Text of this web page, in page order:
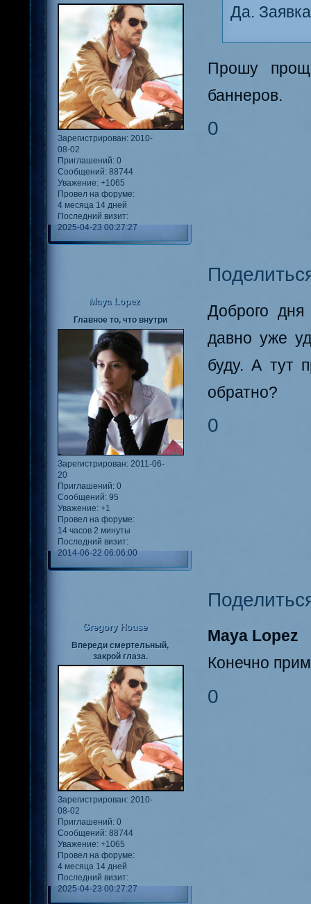
Зарегистрирован: 2010-
08-02
Приглашений: 0
Сообщений: 88744
Уважение: +1065
Провел на форуме:
4 месяца 14 дней
Последний визит:
2025-04-23 00:27:27
Да.
Прошу
баннеров.
0
Maya Lopez
Главное то, что внутри
Зарегистрирован: 2011-06-
20
Приглашений: 0
Сообщений: 95
Уважение: +1
Провел на форуме:
14 часов 2 минуты
Последний визит:
2014-06-22 06:06:00
Доброго
давно уже
буду. А тут
обратно?
0
Gregory House
Впереди смертельный,
закрой глаза.
Зарегистрирован: 2010-
08-02
Приглашений: 0
Сообщений: 88744
Уважение: +1065
Провел на форуме:
4 месяца 14 дней
Последний визит:
2025-04-23 00:27:27
Maya Lopez
Конечно
0